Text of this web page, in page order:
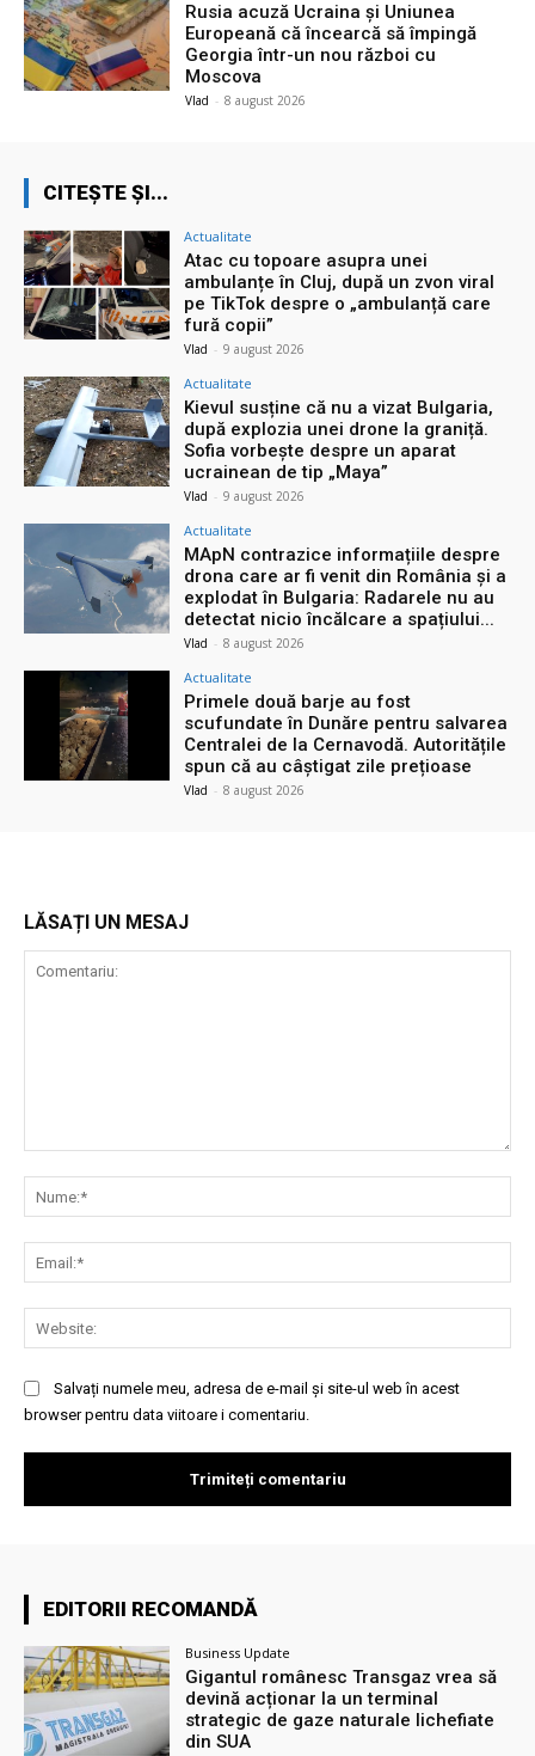
Rusia acuză Ucraina și Uniunea
Europeană că încearcă să împingă
Georgia într-un nou război cu
Moscova
Vlad - 8 august 2026
CITEȘTE ȘI...
Actualitate
Atac cu topoare asupra unei
ambulanțe în Cluj, după un zvon viral
pe TikTok despre o „ambulanță care
fură copii”
Vlad - 9 august 2026
Actualitate
Kievul susține că nu a vizat Bulgaria,
după explozia unei drone la graniță.
Sofia vorbește despre un aparat
ucrainean de tip „Maya”
Vlad - 9 august 2026
Actualitate
MApN contrazice informațiile despre
drona care ar fi venit din România și a
explodat în Bulgaria: Radarele nu au
detectat nicio încălcare a spațiului...
Vlad - 8 august 2026
Actualitate
Primele două barje au fost
scufundate în Dunăre pentru salvarea
Centralei de la Cernavodă. Autoritățile
spun că au câștigat zile prețioase
Vlad - 8 august 2026
LĂSAȚI UN MESAJ
Salvați numele meu, adresa de e-mail și site-ul web în acest
browser pentru data viitoare i comentariu.
EDITORII RECOMANDĂ
Business Update
Gigantul românesc Transgaz vrea să
devină acționar la un terminal
strategic de gaze naturale lichefiate
din SUA